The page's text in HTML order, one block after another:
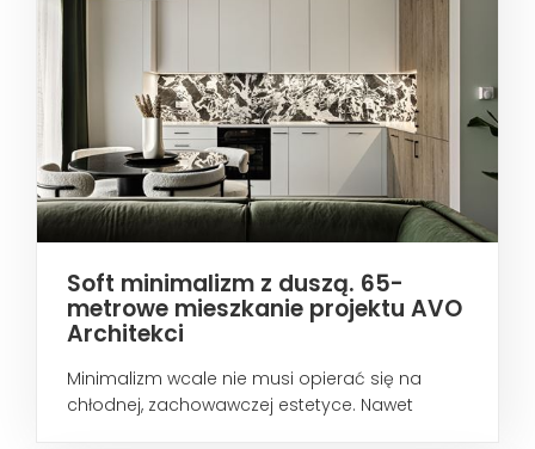
Soft minimalizm z duszą. 65-
metrowe mieszkanie projektu AVO
Architekci
Minimalizm wcale nie musi opierać się na
chłodnej, zachowawczej estetyce. Nawet